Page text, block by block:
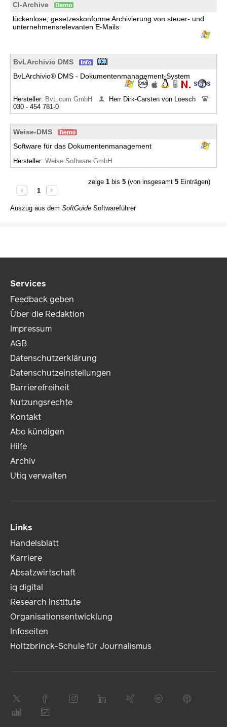
CI-Archive
lückenlose, gesetzeskonforme Archivierung von steuer- und
unternehmensrelevanten E-Mails
BvLArchivio DMS
BvLArchivio® DMS - Dokumentenmanagement-System
Hersteller: BvL.com GmbH
Herr Dirk-Carsten von Loesch
030 - 454 781-0
Weise-DMS
Software für das Dokumentenmanagement
Hersteller: Weise Software GmbH
zeige 1bis 5(von insgesamt 5Einträgen)
1
Auszug aus dem SoftGuide Softwareführer
Services
Feedback geben
Über die Redaktion
Impressum
AGB
Datenschutzerklärung
Datenschutzeinstellungen
Barrierefreiheit
Nutzungsrechte
Kontakt
Abo kündigen
Hilfe
Archiv
Utiq verwalten
Links
Handelsblatt
Karriere
Absatzwirtschaft
iq digital
Research Institute
Organisationsentwicklung
Infoseiten
Holtzbrinck-Schule für Journalismus